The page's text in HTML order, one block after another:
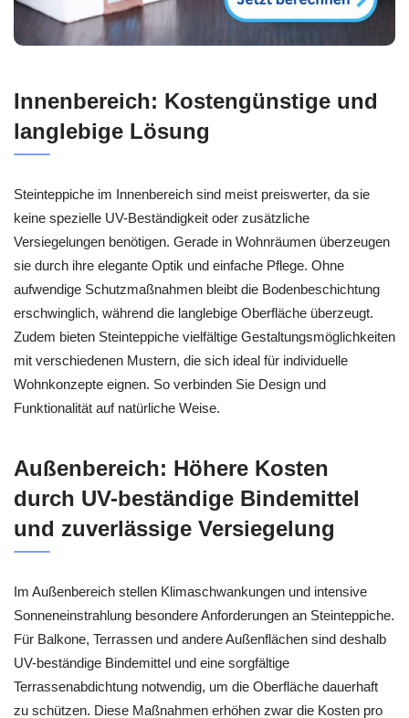
Innenbereich: Kostengünstige und
langlebige Lösung
Steinteppiche im Innenbereich sind meist preiswerter, da sie
keine spezielle UV-Beständigkeit oder zusätzliche
Versiegelungen benötigen. Gerade in Wohnräumen überzeugen
sie durch ihre elegante Optik und einfache Pflege. Ohne
aufwendige Schutzmaßnahmen bleibt die Bodenbeschichtung
erschwinglich, während die langlebige Oberfläche überzeugt.
Zudem bieten Steinteppiche vielfältige Gestaltungsmöglichkeiten
mit verschiedenen Mustern, die sich ideal für individuelle
Wohnkonzepte eignen. So verbinden Sie Design und
Funktionalität auf natürliche Weise.
Außenbereich: Höhere Kosten
durch UV-beständige Bindemittel
und zuverlässige Versiegelung
Im Außenbereich stellen Klimaschwankungen und intensive
Sonneneinstrahlung besondere Anforderungen an Steinteppiche.
Für Balkone, Terrassen und andere Außenflächen sind deshalb
UV-beständige Bindemittel und eine sorgfältige
Terrassenabdichtung notwendig, um die Oberfläche dauerhaft
zu schützen. Diese Maßnahmen erhöhen zwar die Kosten pro